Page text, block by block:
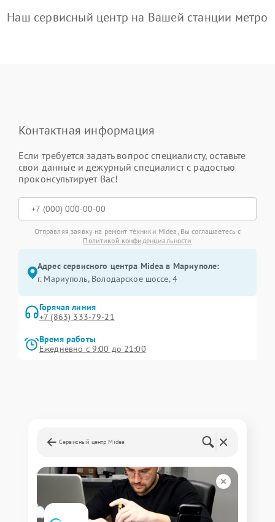
Наш сервисный центр на Вашей станции метро
Контактная информация
Если требуется задать вопрос специалисту, оставьте
свои данные и дежурный специалист с радостью
проконсультирует Вас!
Отправляя заявку на ремонт техники Midea, Вы соглашаетесь с
Политикой конфиденциальности
Адрес сервисного центра Midea в Мариуполе:
г. Мариуполь, Володарское шоссе, 4
Горячая линия
+7 (863) 333-79-21
Время работы
Ежедневно с 9:00 до 21:00
Сервисный центр Midea